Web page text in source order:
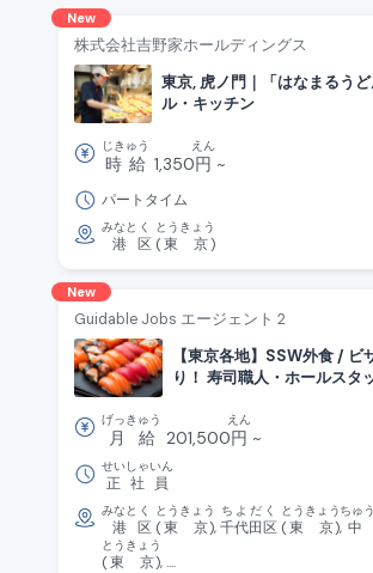
New
株式会社吉野家ホールディングス
東京, 虎ノ門｜「はなまるう
ル・キッチン
時給
じきゅう
1,350円
えん
~
パートタイム
港
みなと
区
く
(東京
とうきょう
)
New
Guidable Jobs エージェント 2
【東京各地】SSW外食 / ビ
り！ 寿司職人・ホールスタ
月給
げっきゅう
201,500円
えん
~
正社員
せいしゃいん
港
みなと
区
く
(東京
とうきょう
),千代田
ちよだ
区
く
(東京
とうきょう
), 中
ちゅ
(東京
とうきょう
), ....